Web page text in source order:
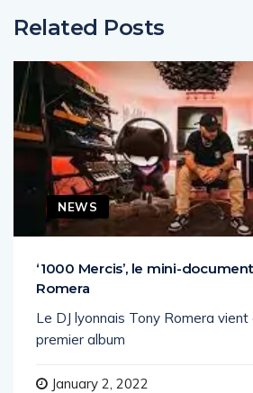
Related Posts
NEWS
‘1000 Mercis’, le mini-
Romera
Le DJ lyonnais Tony Romera
premier album
January 2, 2022